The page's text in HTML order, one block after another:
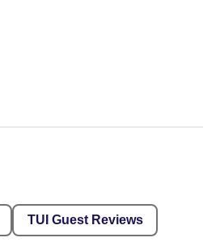
TUI Guest Reviews